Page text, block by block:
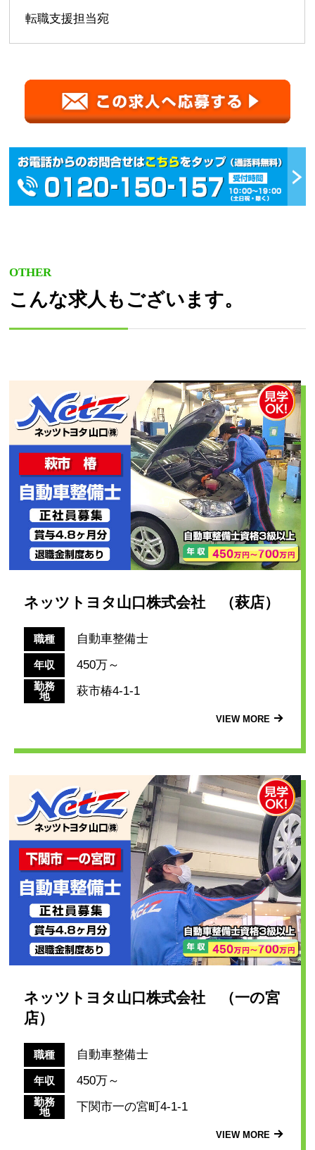
転職支援担当宛
OTHER
こんな求人もございます。
ネッツトヨタ山口株式会社 （萩店）
職種 自動車整備士
年収 450万～
勤務
地
萩市椿4-1-1
VIEW MORE
ネッツトヨタ山口株式会社 （一の宮
店）
職種 自動車整備士
年収 450万～
勤務
地
下関市一の宮町4-1-1
VIEW MORE